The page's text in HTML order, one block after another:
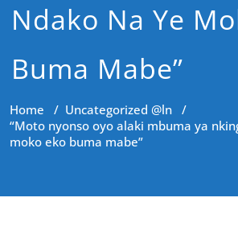
Ndako Na Ye
Buma Mabe”
Home / Uncategorized @ln /
“Moto nyonso oyo alaki mbuma ya
moko eko buma mabe”